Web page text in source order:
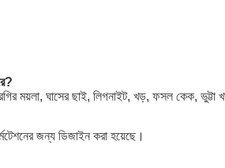
ময়লা, ঘাসের ছাই, লিগনাইট, খড়, ফসল কেক, ভুট্টা
জন্য ডিজাইন করা হয়েছে।